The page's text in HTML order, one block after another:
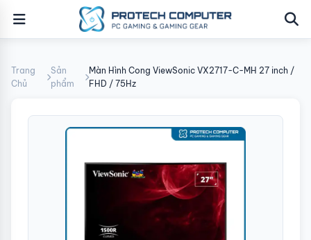
Trang
Chủ
Sản
phẩm
Màn Hình Cong ViewSonic VX2717-C-MH 27 inch /
FHD / 75Hz